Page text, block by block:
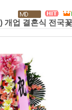
개업 결혼식 전국